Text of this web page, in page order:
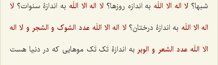
شبها؟ لا اله الا اللَهبه اندازه روزها؟ لا اله الا اللَه به اندازۀ سنوات؟ لا
اله الا اللَه به اندازۀ درختان؟ لا اله الا اللَه عدد الشوک و الشجر و لا اله
الا اللَه عدد الشعر و الوبر به اندازۀ تَک‌ تَک موهایی که در دنیا هست